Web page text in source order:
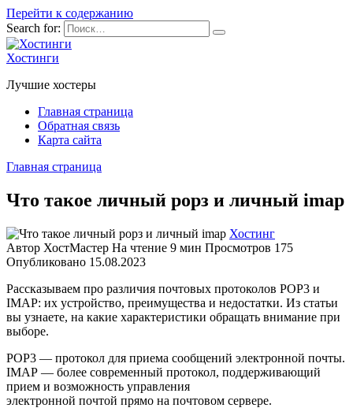
Перейти к содержанию
Search for:
Хостинги
Лучшие хостеры
Главная страница
Обратная связь
Карта сайта
Главная страница
Что такое личный рорз и личный imap
Хостинг
Автор ХостМастер На чтение 9 мин Просмотров 175
Опубликовано 15.08.2023
Рассказываем про различия почтовых протоколов POP3 и
IMAP: их устройство, преимущества и недостатки. Из статьи
вы узнаете, на какие характеристики обращать внимание при
выборе.
POP3 — протокол для приема сообщений электронной почты.
IMAP — более современный протокол, поддерживающий
прием и возможность управления
электронной почтой прямо на почтовом сервере.